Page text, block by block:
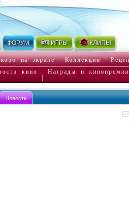
ФОРУМ ИГРЫ КЛИПЫ
на экране Коллекции
кино
Награды и кинопремии
Новости